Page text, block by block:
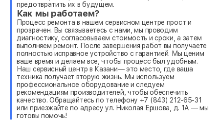
предотвратить их в будущем.
Как мы работаем?
Процесс ремонта в нашем сервисном центре прост и
прозрачен. Вы связываетесь с нами, мы проводим
диагностику, согласовываем стоимость и сроки, а затем
выполняем ремонт. После завершения работ вы получаете
полностью исправное устройство с гарантией. Мы ценим
ваше время и делаем все, чтобы процесс был удобным.
Наш сервисный центр в Казани— это место, где ваша
техника получает вторую жизнь. Мы используем
профессиональное оборудование и следуем
рекомендациям производителей, чтобы обеспечить
качество. Обращайтесь по телефону +7 (843) 212-65-31
или приезжайте по адресу ул. Николая Ершова, д. 1А — мы
готовы помочь!